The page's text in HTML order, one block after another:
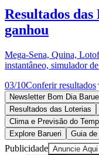
Anuncie no Portal
Cadastrar Empresa
Divulgar Vagas
Política
Esportes
Saúde
Segurança
Cultura
Meio Ambiente
Obras
Educação
Resultados
ganhou
Mega-Sena, Quina,
instantâneo, simulador
03/10Conferir resultados
Newsletter Bom Dia
Resultados das Loterias
Clima e Previsão do
Explore Barueri
Guia
Publicidade Anuncie Aqui